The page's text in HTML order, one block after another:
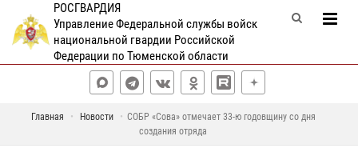
РОСГВАРДИЯ
Управление Федеральной службы войск
национальной гвардии Российской
Федерации по Тюменской области
Главная Новости
СОБР «Сова» отмечает 33-ю годовщину со дня
создания отряда